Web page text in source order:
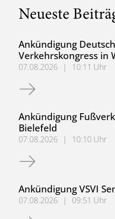
Neueste
Ankündigung
Verkehrskongress in
07.08.2026 |
10:11 Uhr
Ankündigung Deutscher
Ankündigung
Bielefeld
07.08.2026 |
10:10 Uhr
Ankündigung
Ankündigung VSVI
07.08.2026 |
09:51 Uhr
Ankündigung VSVI Seminar